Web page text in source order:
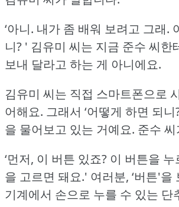
‘아니. 내가 좀 배워 보려고 그래.
니? ' 김유미 씨는 지금 준수 씨한
보내 달라고 하는 게 아니에요.
김유미 씨는 직접 스마트폰으로
어해요. 그래서 ‘어떻게 하면 되니
을 물어보고 있는 거예요. 준수
‘먼저, 이 버튼 있죠? 이 버튼을 누
을 고르면 돼요.' 여러분, ‘버튼'을
기계에서 손으로 누를 수 있는 단